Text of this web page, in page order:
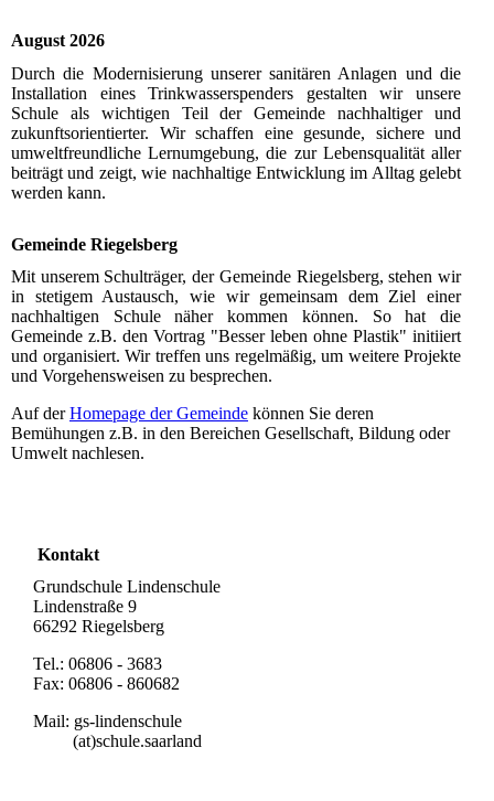
August 2026
Durch die Modernisierung unserer sanitären Anlagen und die
Installation eines Trinkwasserspenders gestalten wir unsere
Schule als wichtigen Teil der Gemeinde nachhaltiger und
zukunftsorientierter. Wir schaffen eine gesunde, sichere und
umweltfreundliche Lernumgebung, die zur Lebensqualität aller
beiträgt und zeigt, wie nachhaltige Entwicklung im Alltag gelebt
werden kann.
Gemeinde Riegelsberg
Mit unserem Schulträger, der Gemeinde Riegelsberg, stehen wir
in stetigem Austausch, wie wir gemeinsam dem Ziel einer
nachhaltigen Schule näher kommen können. So hat die
Gemeinde z.B. den Vortrag "Besser leben ohne Plastik" initiiert
und organisiert. Wir treffen uns regelmäßig, um weitere Projekte
und Vorgehensweisen zu besprechen.
Auf derHomepage der Gemeinde können Sie deren
Bemühungen z.B. in den Bereichen Gesellschaft, Bildung oder
Umwelt nachlesen.
Kontakt
Grundschule Lindenschule
Lindenstraße 9
66292 Riegelsberg
Tel.: 06806 - 3683
Fax: 06806 - 860682
Mail: gs-lindenschule
(at)schule.saarland